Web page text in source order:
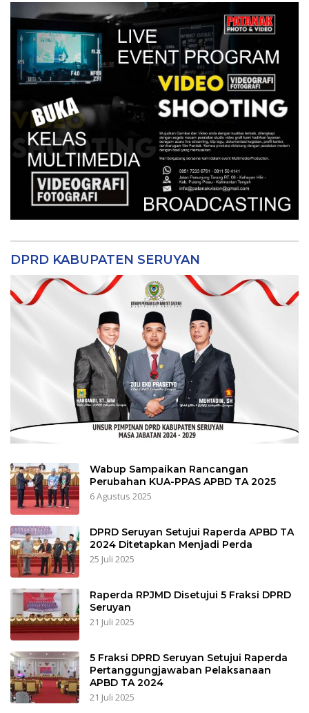
DPRD KABUPATEN SERUYAN
Wabup Sampaikan Rancangan
Perubahan KUA-PPAS APBD TA 2025
6 Agustus 2025
DPRD Seruyan Setujui Raperda APBD TA
2024 Ditetapkan Menjadi Perda
25 Juli 2025
Raperda RPJMD Disetujui 5 Fraksi DPRD
Seruyan
21 Juli 2025
5 Fraksi DPRD Seruyan Setujui Raperda
Pertanggungjawaban Pelaksanaan
APBD TA 2024
21 Juli 2025